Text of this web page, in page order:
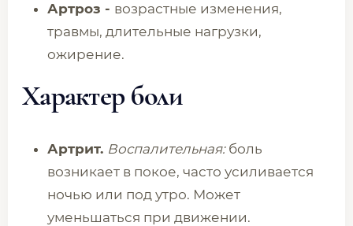
Артроз - возрастные изменения,
травмы, длительные нагрузки,
ожирение.
Характер боли
Артрит. Воспалительная:боль
возникает в покое, часто усиливается
ночью или под утро. Может
уменьшаться при движении.